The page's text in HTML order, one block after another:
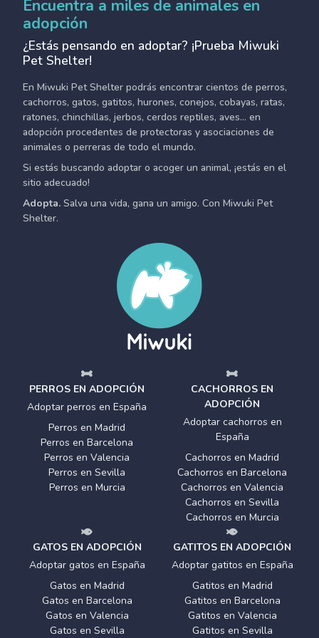
Encuentra a miles de animales en
adopción
¿Estás pensando en adoptar? ¡Prueba Miwuki
Pet Shelter!
En Miwuki Pet Shelter podrás encontrar cientos de perros,
cachorros, gatos, gatitos, hurones, conejos, cobayas, ratas,
ratones, chinchillas, jerbos, cerdos reptiles, aves... en
adopción procedentes de protectoras y asociaciones de
animales o perreras de todo el mundo.
Si estás buscando adoptar o acoger un animal, ¡estás en el
sitio adecuado!
Adopta. Salva una vida, gana un amigo. Con Miwuki Pet
Shelter.
PERROS EN ADOPCIÓN
Adoptar perros en España
Perros en Madrid
Perros en Barcelona
Perros en Valencia
Perros en Sevilla
Perros en Murcia
CACHORROS EN
ADOPCIÓN
Adoptar cachorros en
España
Cachorros en Madrid
Cachorros en Barcelona
Cachorros en Valencia
Cachorros en Sevilla
Cachorros en Murcia
GATOS EN ADOPCIÓN
Adoptar gatos en España
Gatos en Madrid
Gatos en Barcelona
Gatos en Valencia
Gatos en Sevilla
GATITOS EN ADOPCIÓN
Adoptar gatitos en España
Gatitos en Madrid
Gatitos en Barcelona
Gatitos en Valencia
Gatitos en Sevilla